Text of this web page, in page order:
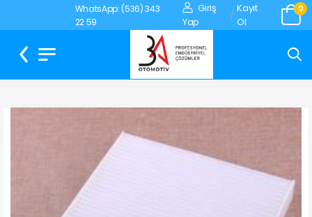
WhatsApp: (536) 343
22 59
Giriş
Yap
/
Kayıt
Ol
0